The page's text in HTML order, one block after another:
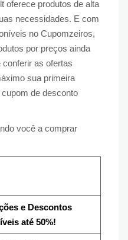
oferece produtos de alta
necessidades. E com
no Cupomzeiros,
por preços ainda
as ofertas
sua primeira
de desconto
você a comprar
e Descontos
até 50%!